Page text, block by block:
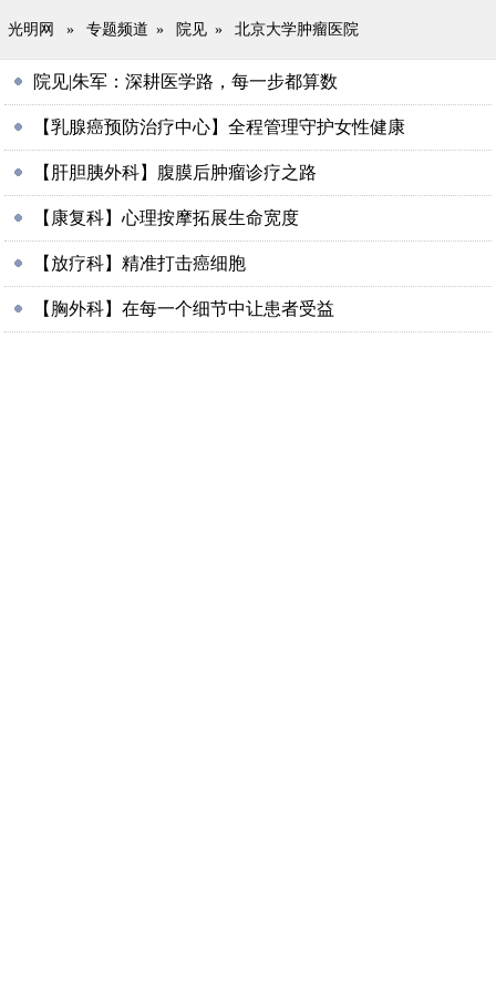
光明网 » 专题频道 » 院见 » 北京大学肿瘤医院
院见|朱军：深耕医学路，每一步都算数
【乳腺癌预防治疗中心】全程管理守护女性健康
【肝胆胰外科】腹膜后肿瘤诊疗之路
【康复科】心理按摩拓展生命宽度
【放疗科】精准打击癌细胞
【胸外科】在每一个细节中让患者受益